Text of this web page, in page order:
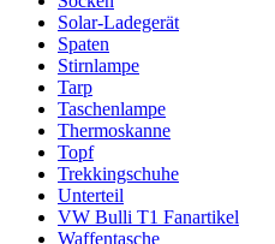
Solar-Ladegerät
Spaten
Stirnlampe
Tarp
Taschenlampe
Thermoskanne
Topf
Trekkingschuhe
Unterteil
VW Bulli T1 Fanartikel
Waffentasche